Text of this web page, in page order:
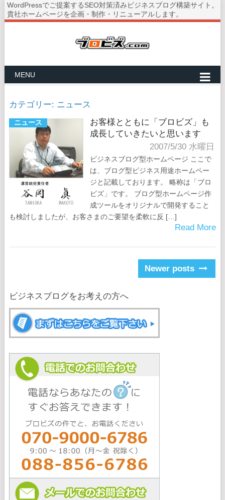
WordPressでご提案するSEO対策済みビジネスブログ構築サイト。
貴社ホームページを企画・制作・リニューアルします。
MENU
カテゴリー: ニュース
ニュース
お客様とともに「ブロビズ」も
成長していきたいと思います
2007/5/30 水曜日
ビジネスブログ型ホームページ ここで
は、ブログ型ビジネス用途ホームペー
ジと記載しております。 略称は「ブロ
ビズ」です。 ブログ型ホームページ作
成ツールをオリジナルで開発すること
も検討しましたが、お客さまのご要望を柔軟に反 […]
Read More
Newer posts
ビジネスブログをお考えの方へ